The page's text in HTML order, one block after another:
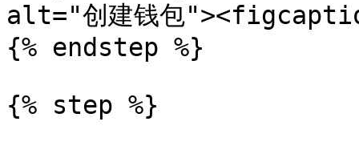
alt="创建钱包
{% endstep %}
{% step %}